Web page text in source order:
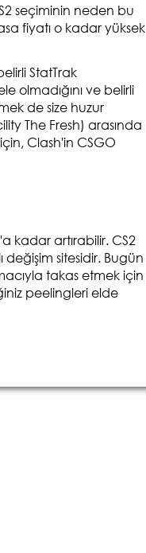
seçiminin neden bu
fiyatı o kadar yüksek
StatTrak
olmadığını ve belirli
de size huzur
The Fresh) arasında
Clash'in CSGO
kadar artırabilir. CS2
sitesidir. Bugün
takas etmek için
peelingleri elde